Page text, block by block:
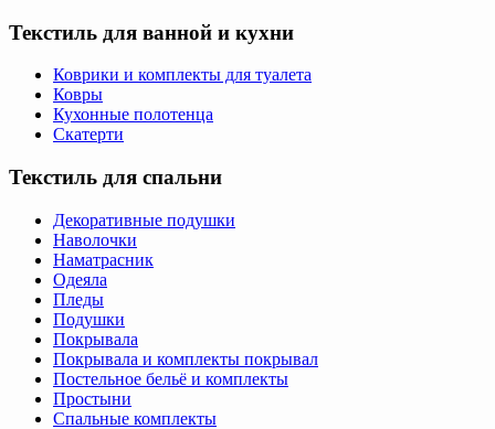
Текстиль для ванной и кухни
Коврики и комплекты для туалета
Ковры
Кухонные полотенца
Скатерти
Текстиль для спальни
Декоративные подушки
Наволочки
Наматрасник
Одеяла
Пледы
Подушки
Покрывала
Покрывала и комплекты покрывал
Постельное бельё и комплекты
Простыни
Спальные комплекты